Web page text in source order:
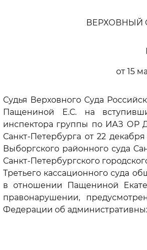
ВЕРХОВНЫЙ
от 15
Судья Верховного Суда
Пащениной Е.С. на
инспектора группы по ИАЗ
Санкт-Петербурга от 22
Выборгского районного суда
Санкт-Петербургского
Третьего кассационного суда
в отношении Пащениной
правонарушении,
Федерации об